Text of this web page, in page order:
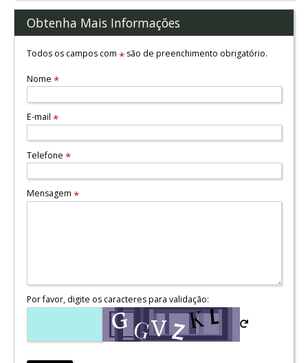
Obtenha Mais Informações
Todos os campos com *são de preenchimento obrigatório.
Nome *
E-mail *
Telefone *
Mensagem *
Por favor, digite os caracteres para validação: